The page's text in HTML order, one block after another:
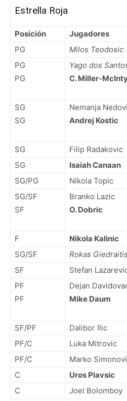
Estrella Roja
Posición Jugadores
PG
Milos Teodosic
PG
PG
Yago dos
C. Miller-
SG
SG
Nemanja
Andrej Kostic
SG Filip Radakovic
SG
Isaiah Canaan
SG/PG
Nikola Topic
SG/SF
SF
Branko Lazic
O. Dobric
F Nikola Kalinic
SG/SF
Rokas Giedraitis
SF
Stefan
PF
PF
Dejan
Mike Daum
SF/PF Dalibor Ilic
PF/C
Luka Mitrovic
PF/C
Marko
C
Uros Plavsic
C
Joel Bolomboy